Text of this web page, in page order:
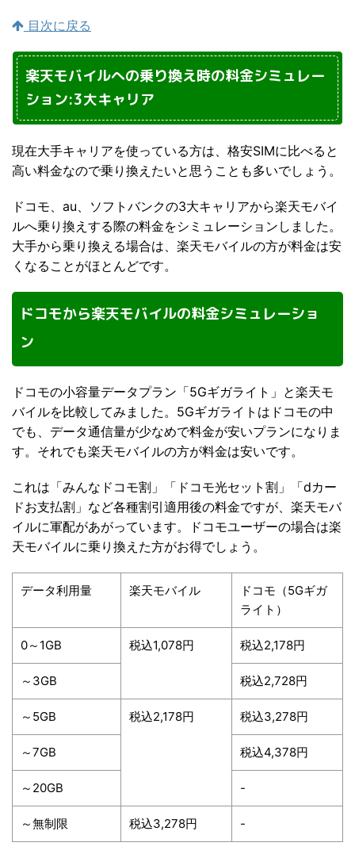
目次に戻る
楽天モバイルへの乗り換え時の料金シミュレー
ション:3大キャリア
現在大手キャリアを使っている方は、格安SIMに比べると
高い料金なので乗り換えたいと思うことも多いでしょう。
ドコモ、au、ソフトバンクの3大キャリアから楽天モバイ
ルへ乗り換えする際の料金をシミュレーションしました。
大手から乗り換える場合は、楽天モバイルの方が料金は安
くなることがほとんどです。
ドコモから楽天モバイルの料金シミュレーショ
ン
ドコモの小容量データプラン「5Gギガライト」と楽天モ
バイルを比較してみました。5Gギガライトはドコモの中
でも、データ通信量が少なめで料金が安いプランになりま
す。それでも楽天モバイルの方が料金は安いです。
これは「みんなドコモ割」「ドコモ光セット割」「dカー
ドお支払割」など各種割引適用後の料金ですが、楽天モバ
イルに軍配があがっています。ドコモユーザーの場合は楽
天モバイルに乗り換えた方がお得でしょう。
データ利用量 楽天モバイル
ドコモ（5Gギガ
ライト）
0～1GB 税込1,078円 税込2,178円
～3GB 税込2,728円
～5GB 税込2,178円 税込3,278円
～7GB 税込4,378円
～20GB -
～無制限 税込3,278円 -